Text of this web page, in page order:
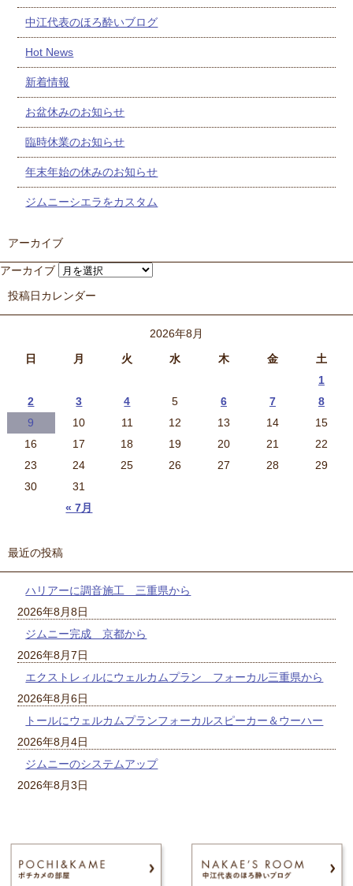
中江代表のほろ酔いブログ
Hot News
新着情報
お盆休みのお知らせ
臨時休業のお知らせ
年末年始の休みのお知らせ
ジムニーシエラをカスタム
アーカイブ
アーカイブ
投稿日カレンダー
2026年8月
日
月 火 水 木 金 土
« 7月
1
2
3 4 5 6 7
8
9
10 11 12 13 14
15
16
17 18 19 20 21
22
23
24 25 26 27 28
29
30
31
最近の投稿
ハリアーに調音施工 三重県から
2026年8月8日
ジムニー完成 京都から
2026年8月7日
エクストレィルにウェルカムプラン フォーカル三重県から
2026年8月6日
トールにウェルカムプランフォーカルスピーカー＆ウーハー
2026年8月4日
ジムニーのシステムアップ
2026年8月3日